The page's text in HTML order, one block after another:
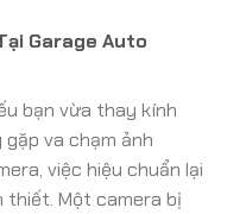
Garage Auto
bạn vừa thay kính
va chạm ảnh
việc hiệu chuẩn lại
thiết. Một camera bị